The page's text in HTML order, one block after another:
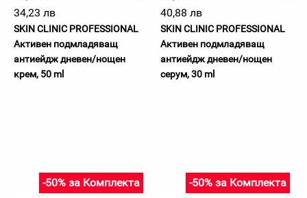
34,23 лв
SKIN CLINIC PROFESSIONAL
Активен подмладяващ
антиейдж дневен/нощен
крем, 50 ml
40,88 лв
SKIN CLINIC PROFESSIONAL
Активен подмладяващ
антиейдж дневен/нощен
серум, 30 ml
-50% за Комплекта -50% за Комплекта